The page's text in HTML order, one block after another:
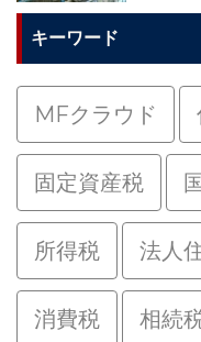
キーワード
MFクラウド
固定資産税
所得税 法人
消費税 相続